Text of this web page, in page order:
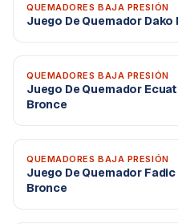
QUEMADORES BAJA PRESIÓN
Juego De Quemador
QUEMADORES BAJA PRESIÓN
Juego De Quemador
Bronce
QUEMADORES BAJA PRESIÓN
Juego De Quemador
Bronce